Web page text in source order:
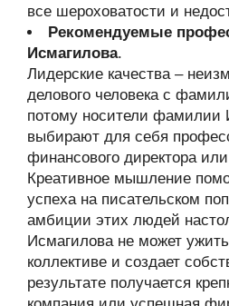
все шероховатости и
Рекомендуемые
Исмагилова.
Лидерские качества –
делового человека с
потому носители фамилии
выбирают для себя
финансового директора
Креативное мышление
успеха на писательском
амбиции этих людей
Исмагилова не может
коллективе и создает
результате получается